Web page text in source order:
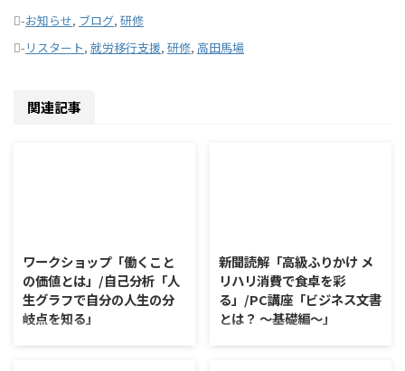
-お知らせ, ブログ, 研修
- リスタート, 就労移行支援, 研修, 高田馬場
関連記事
ワークショップ「働くこと
の価値とは」/自己分析「人
生グラフで自分の人生の分
岐点を知る」
新聞読解「高級ふりかけ メ
リハリ消費で食卓を彩
る」/PC講座「ビジネス文書
とは？ ～基礎編～」